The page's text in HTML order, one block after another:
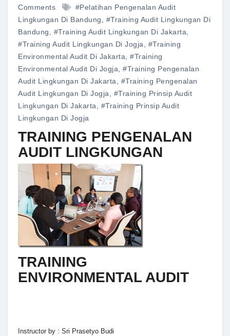
Comments
#pelatihan Pengenalan Audit
Lingkungan Di Bandung, #training Audit Lingkungan Di
Bandung, #training Audit Lingkungan Di Jakarta,
#training Audit Lingkungan Di Jogja, #training
Environmental Audit Di Jakarta, #training
Environmental Audit Di Jogja, #training Pengenalan
Audit Lingkungan Di Jakarta, #training Pengenalan
Audit Lingkungan Di Jogja, #training Prinsip Audit
Lingkungan Di Jakarta, #training Prinsip Audit
Lingkungan Di Jogja
TRAINING PENGENALAN
AUDIT LINGKUNGAN
TRAINING
ENVIRONMENTAL AUDIT
Instructor by : Sri Prasetyo Budi